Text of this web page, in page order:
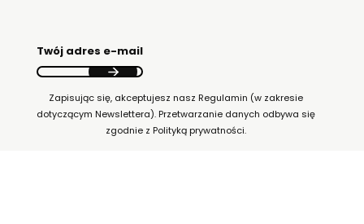
Twój adres e-mail
Zapisując się, akceptujesz nasz Regulamin (w zakresie
dotyczącym Newslettera). Przetwarzanie danych odbywa się
zgodnie z Polityką prywatności.